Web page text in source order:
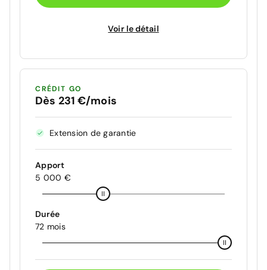
Voir le détail
CRÉDIT GO
Dès 231 €/mois
Extension de garantie
Apport
5 000 €
Durée
72 mois